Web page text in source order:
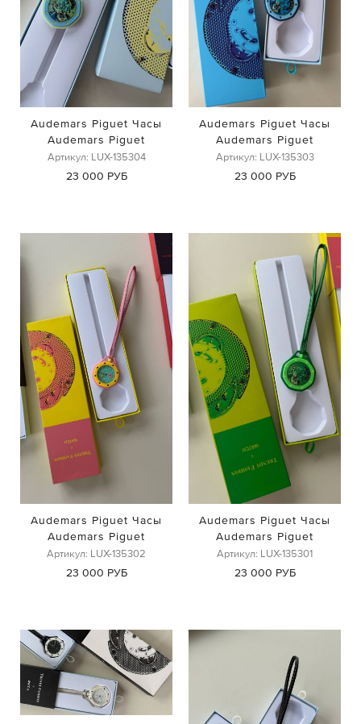
Audemars Piguet Часы
Audemars Piguet
Артикул: LUX-135304
23 000 РУБ
Audemars Piguet Часы
Audemars Piguet
Артикул: LUX-135303
23 000 РУБ
Audemars Piguet Часы
Audemars Piguet
Артикул: LUX-135302
23 000 РУБ
Audemars Piguet Часы
Audemars Piguet
Артикул: LUX-135301
23 000 РУБ